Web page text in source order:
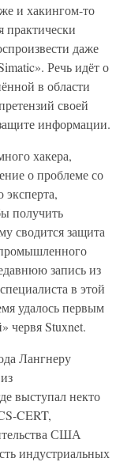
и хакингом-то
практически
даже
Речь идёт о
в области
своей
информации.
хакера,
о проблеме со
эксперта,
получить
сводится защита
запись из
в этой
удалось первым
червя Stuxnet.
Лангнеру
выступал некто
CERT,
США
индустриальных